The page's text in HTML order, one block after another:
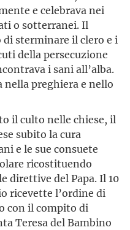
e celebrava nei
o sotterranei. Il
sterminare il clero e i
della persecuzione
i sani all’alba.
nella preghiera e nello
il culto nelle chiese, il
subito la cura
e le sue consuete
ricostituendo
direttive del Papa. Il 10
ricevette l’ordine di
con il compito di
Teresa del Bambino